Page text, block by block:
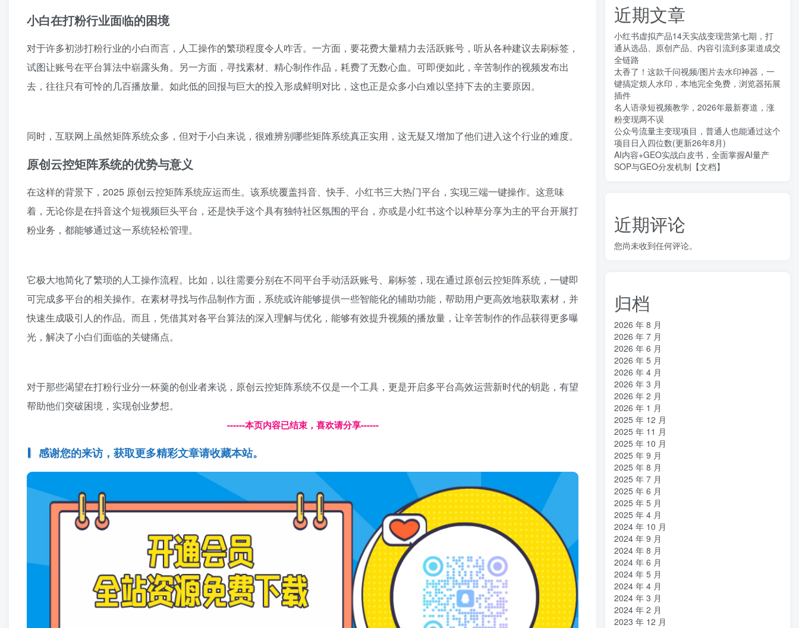
小白在打粉行业面临的困境
对于许多初涉打粉行业的小白而言，人工操作的繁琐程度令人咋舌。一方面，要花费大量精力去活跃账号，听从各种建议去刷标签，
试图让账号在平台算法中崭露头角。另一方面，寻找素材、精心制作作品，耗费了无数心血。可即便如此，辛苦制作的视频发布出
去，往往只有可怜的几百播放量。如此低的回报与巨大的投入形成鲜明对比，这也正是众多小白难以坚持下去的主要原因。
同时，互联网上虽然矩阵系统众多，但对于小白来说，很难辨别哪些矩阵系统真正实用，这无疑又增加了他们进入这个行业的难度。
原创云控矩阵系统的优势与意义
在这样的背景下，2025 原创云控矩阵系统应运而生。该系统覆盖抖音、快手、小红书三大热门平台，实现三端一键操作。这意味
着，无论你是在抖音这个短视频巨头平台，还是快手这个具有独特社区氛围的平台，亦或是小红书这个以种草分享为主的平台开展打
粉业务，都能够通过这一系统轻松管理。
它极大地简化了繁琐的人工操作流程。比如，以往需要分别在不同平台手动活跃账号、刷标签，现在通过原创云控矩阵系统，一键即
可完成多平台的相关操作。在素材寻找与作品制作方面，系统或许能够提供一些智能化的辅助功能，帮助用户更高效地获取素材，并
快速生成吸引人的作品。而且，凭借其对各平台算法的深入理解与优化，能够有效提升视频的播放量，让辛苦制作的作品获得更多曝
光，解决了小白们面临的关键痛点。
对于那些渴望在打粉行业分一杯羹的创业者来说，原创云控矩阵系统不仅是一个工具，更是开启多平台高效运营新时代的钥匙，有望
帮助他们突破困境，实现创业梦想。
------本页内容已结束，喜欢请分享------
感谢您的来访，获取更多精彩文章请收藏本站。
近期文章
小红书虚拟产品14天实战变现营第七期，打
通从选品、原创产品、内容引流到多渠道成交
全链路
太香了！这款千问视频/图片去水印神器，一
键搞定烦人水印，本地完全免费，浏览器拓展
插件
名人语录短视频教学，2026年最新赛道，涨
粉变现两不误
公众号流量主变现项目，普通人也能通过这个
项目日入四位数(更新26年8月)
AI内容+GEO实战白皮书，全面掌握AI量产
SOP与GEO分发机制【文档】
近期评论
您尚未收到任何评论。
归档
2026 年 8 月
2026 年 7 月
2026 年 6 月
2026 年 5 月
2026 年 4 月
2026 年 3 月
2026 年 2 月
2026 年 1 月
2025 年 12 月
2025 年 11 月
2025 年 10 月
2025 年 9 月
2025 年 8 月
2025 年 7 月
2025 年 6 月
2025 年 5 月
2025 年 4 月
2024 年 10 月
2024 年 9 月
2024 年 8 月
2024 年 6 月
2024 年 5 月
2024 年 4 月
2024 年 3 月
2024 年 2 月
2023 年 12 月